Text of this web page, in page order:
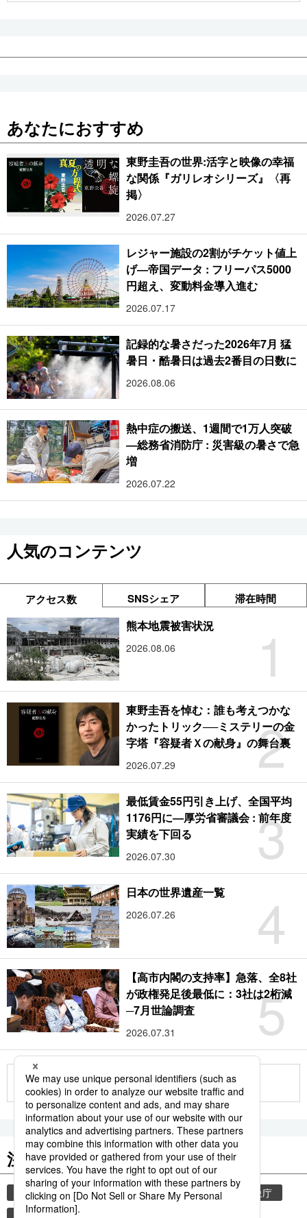
あなたにおすすめ
東野圭吾の世界:活字と映像の幸福
な関係『ガリレオシリーズ』〈再
掲〉
2026.07.27
レジャー施設の2割がチケット値上
げ―帝国データ : フリーパス5000
円超え、変動料金導入進む
2026.07.17
記録的な暑さだった2026年7月 猛
暑日・酷暑日は過去2番目の日数に
2026.08.06
熱中症の搬送、1週間で1万人突破
―総務省消防庁 : 災害級の暑さで急
増
2026.07.22
人気のコンテンツ
アクセス数 SNSシェア 滞在時間
1
熊本地震被害状況
2026.08.06
2
東野圭吾を悼む：誰も考えつかな
かったトリック──ミステリーの金
字塔『容疑者Ｘの献身』の舞台裏
2026.07.29
3
最低賃金55円引き上げ、全国平均
1176円に―厚労省審議会 : 前年度
実績を下回る
2026.07.30
4
日本の世界遺産一覧
2026.07.26
5
【高市内閣の支持率】急落、全8社
が政権発足後最低に：3社は2桁減
─7月世論調査
2026.07.31
もっと見る
注目のキーワード
共同通信ニュース 気象・災害 災害
気象庁